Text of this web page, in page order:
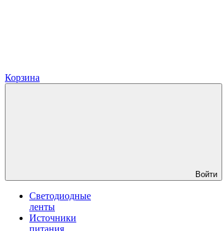
Корзина
Войти
Светодиодные
ленты
Источники
питания